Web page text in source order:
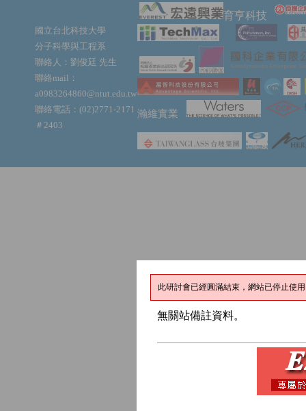
國立台北科技大學
分子科學與工程系
聯絡人：劉俊廷 先生
聯絡mail：
a0983264860@ntut.edu.tw
聯絡電話：(02)2771-2171
＃2403
育亨科技
瀚維實業